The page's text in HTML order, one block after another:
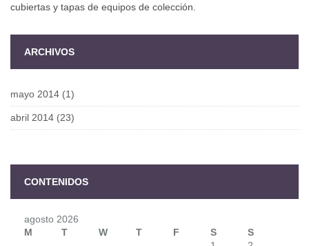
cubiertas y tapas de equipos de colección.
ARCHIVOS
mayo 2014 (1)
abril 2014 (23)
CONTENIDOS
agosto 2026
M
T W T F S
S